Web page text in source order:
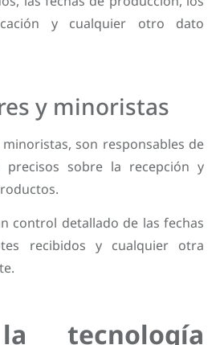
y cualquier otro dato
y minoristas
son responsables de
precisos sobre la recepción y
control detallado de las fechas
recibidos y cualquier otra
tecnología